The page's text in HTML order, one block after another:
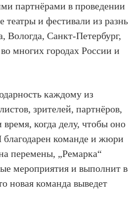
партнёрами в проведении
театры и фестивали из
Вологда, Санкт-Петербург,
многих городах России и
каждому из
зрителей, партнёров,
когда делу, чтобы оно
благодарен команде и жюри
перемены, „Ремарка“
мероприятия и выполнит
новая команда выведет